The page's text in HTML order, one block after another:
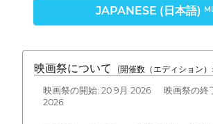
JAPANESE (日本語)
映画祭について (開催数（エディション）:
映画祭の開始: 20 9月 2026 映画祭の終
2026